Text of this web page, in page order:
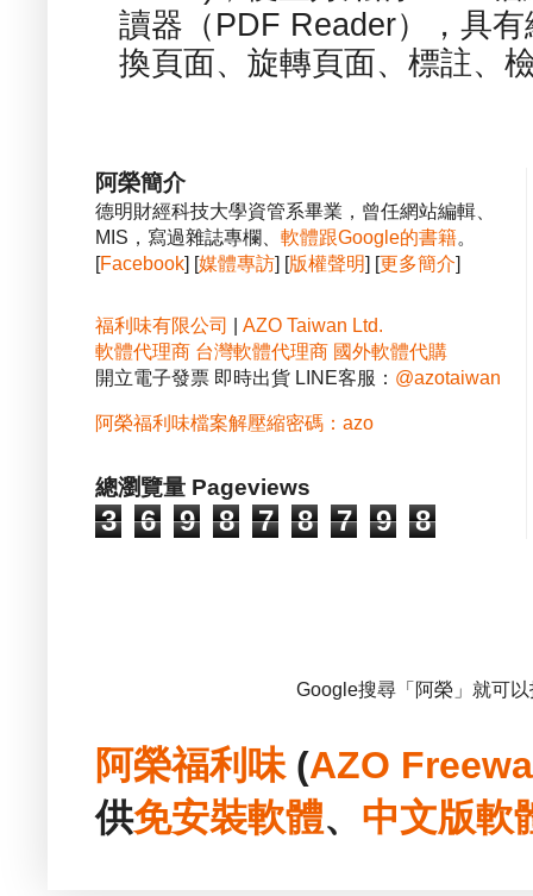
讀器（PDF Reader），具
換頁面、旋轉頁面、標註、
阿榮簡介
德明財經科技大學資管系畢業，曾任網站編輯、
MIS，寫過雜誌專欄、 軟體跟Google的書籍。
[Facebook] [媒體專訪] [版權聲明] [更多簡介]
福利味有限公司
AZO Taiwan Ltd.
軟體代理商 台灣軟體代理商 國外軟體代購
開立電子發票 即時出貨 LINE客服： @azotaiwan
阿榮福利味檔案解壓縮密碼：azo
總瀏覽量 Pageviews
3 6 9 8 7 8 7 9 8
Google搜尋「阿榮」就可
阿榮福利味(AZO
供免安裝軟體、 中文版軟